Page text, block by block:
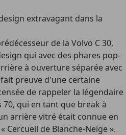
extravagant dans la
de la Volvo C 30,
qui avec des phares pop-
à ouverture séparée avec
preuve d'une certaine
de rappeler la légendaire
70, qui en tant que break à
arrière vitré était connue en
Cercueil de Blanche-Neige ».